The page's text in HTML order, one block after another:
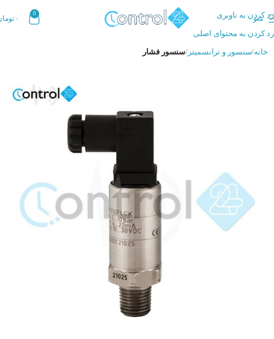
رد کردن به ناوبری
رد کردن به محتوای اصلی
منو
0
۰
خانه سنسور و ترانسمیتر سنسور فشار